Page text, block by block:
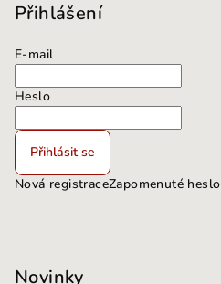
Přihlášení
E-mail
Heslo
Přihlásit se
Nová registraceZapomenuté heslo
Novinky